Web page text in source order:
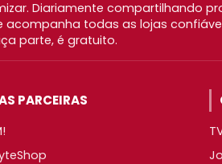
Diariamente compartilhando
todas as lojas
parte, é gratuito.
PARCEIRAS